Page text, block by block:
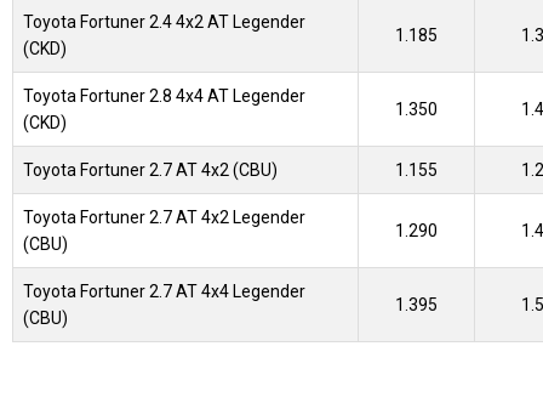
Toyota Fortuner 2.4 4x2 AT Legender
(CKD)
1.185
Toyota Fortuner 2.8 4x4 AT Legender
(CKD)
1.350
Toyota Fortuner 2.7 AT 4x2 (CBU) 1.155
Toyota Fortuner 2.7 AT 4x2 Legender
(CBU)
1.290
Toyota Fortuner 2.7 AT 4x4 Legender
(CBU)
1.395